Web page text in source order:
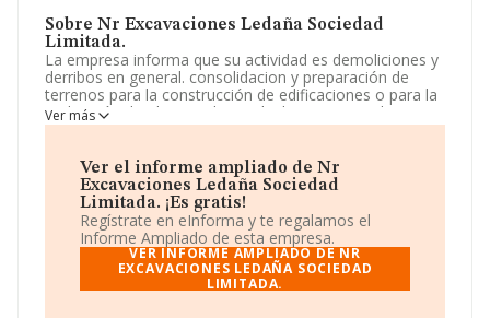
Sobre Nr Excavaciones Ledaña Sociedad
Limitada.
La empresa informa que su actividad es demoliciones y
derribos en general. consolidacion y preparación de
terrenos para la construcción de edificaciones o para la
realización de obras civiles, incluidos sistemas de
agotamiento y dragados. La empresa es una Sociedad
'Demolición', código 4311. La empresa no tiene
actividad en mercados exteriores.
Ha tenido el mismo número de profesionales y según
las cifras existentes en la base de datos de INFORMA, el
número de empleados ha estado por encima de la
media de sector.
Ver más
Ver el informe ampliado de Nr
Excavaciones Ledaña Sociedad
Limitada. ¡Es gratis!
Regístrate en eInforma y te regalamos el
Informe Ampliado de esta empresa.
VER INFORME AMPLIADO DE NR
EXCAVACIONES LEDAÑA SOCIEDAD
LIMITADA.